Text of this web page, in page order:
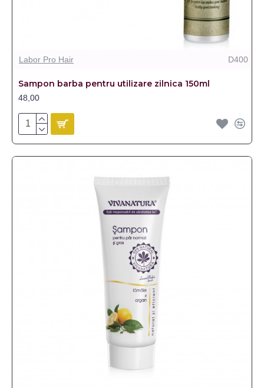
Labor Pro Hair D400
Sampon barba pentru utilizare zilnica 150ml
48,00